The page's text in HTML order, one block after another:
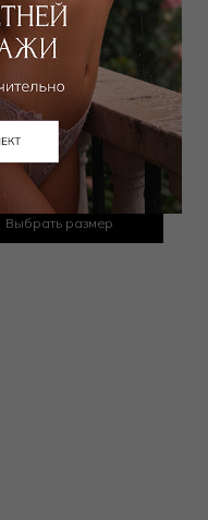
Туника
13 000 ₽ 4 500
Выбрать размер